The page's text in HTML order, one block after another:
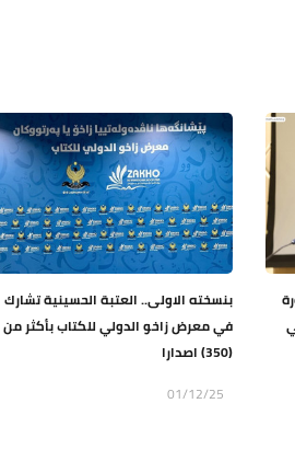
بنسخته الاولى.. العتبة الحسينية تشارك
في معرض زاخو الدولي للكتاب بأكثر من
(350) اصدارا
01/12/25